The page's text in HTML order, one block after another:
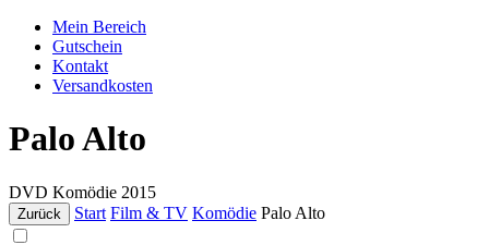
Mein Bereich
Gutschein
Kontakt
Versandkosten
Palo Alto
DVD Komödie 2015
Zurück Start Film & TV Komödie Palo Alto